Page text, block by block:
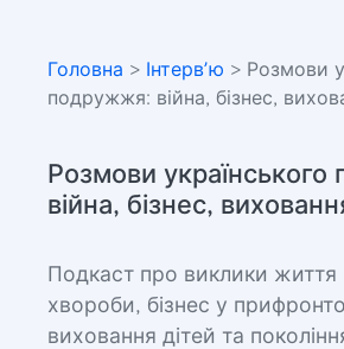
Головна > Інтервʼю > Розмови
подружжя: війна, бізнес,
Розмови
війна, бізнес,
Подкаст про виклики життя
хвороби, бізнес у
виховання дітей та